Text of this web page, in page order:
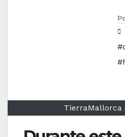
TierraMallorca